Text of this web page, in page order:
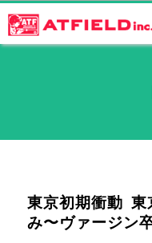
東京初期衝動 東
み〜ヴァージン